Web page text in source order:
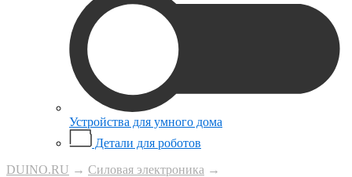
Устройства для умного дома
Детали для роботов
DUINO.RU → Силовая электроника →